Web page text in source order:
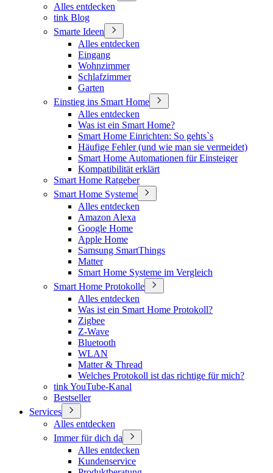
Alles entdecken
tink Blog
Smarte Ideen
Alles entdecken
Eingang
Wohnzimmer
Schlafzimmer
Garten
Einstieg ins Smart Home
Alles entdecken
Was ist ein Smart Home?
Smart Home Einrichten: So gehts`s
Häufige Fehler (und wie man sie vermeidet)
Smart Home Automationen für Einsteiger
Kompatibilität erklärt
Smart Home Ratgeber
Smart Home Systeme
Alles entdecken
Amazon Alexa
Google Home
Apple Home
Samsung SmartThings
Matter
Smart Home Systeme im Vergleich
Smart Home Protokolle
Alles entdecken
Was ist ein Smart Home Protokoll?
Zigbee
Z-Wave
Bluetooth
WLAN
Matter & Thread
Welches Protokoll ist das richtige für mich?
tink YouTube-Kanal
Bestseller
Services
Alles entdecken
Immer für dich da
Alles entdecken
Kundenservice